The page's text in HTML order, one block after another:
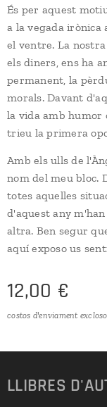
És per aquest
a la vegada irònica
el ventre. La
els diners, ens ha
permanent, la
morals. Davant
la vida amb humor
trieu la primera
Amb els ulls de
nom del meu bloc.
totes aquelles
d'aquest any
altra. Ben segur
aquí exposo us
12,00 €
costos d'enviament
LLIBRES